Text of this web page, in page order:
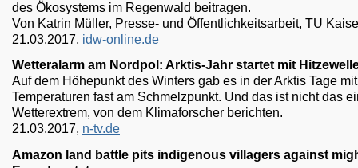
des Ökosystems im Regenwald beitragen.
Von Katrin Müller, Presse- und Öffentlichkeitsarbeit, TU
21.03.2017, idw-online.de
Wetteralarm am Nordpol: Arktis-Jahr startet mit
Auf dem Höhepunkt des Winters gab es in der Arktis Tage mit
Temperaturen fast am Schmelzpunkt. Und das ist nicht das
Wetterextrem, von dem Klimaforscher berichten.
21.03.2017, n-tv.de
Amazon land battle pits indigenous villagers against